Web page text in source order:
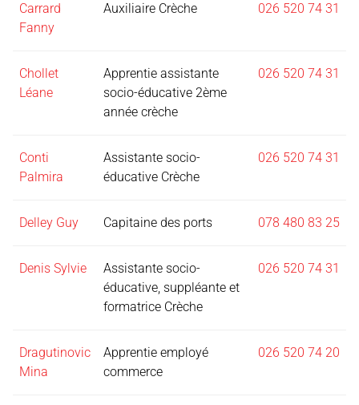
Carrard
Fanny
Auxiliaire Crèche 026 520 74 31
Chollet
Léane
Apprentie assistante
socio-éducative 2ème
année crèche
026 520 74 31
Conti
Palmira
Assistante socio-
éducative Crèche
026 520 74 31
Delley Guy Capitaine des ports 078 480 83 25
Denis Sylvie
Assistante socio-
éducative, suppléante et
formatrice Crèche
026 520 74 31
Dragutinovic
Mina
Apprentie employé
commerce
026 520 74 20